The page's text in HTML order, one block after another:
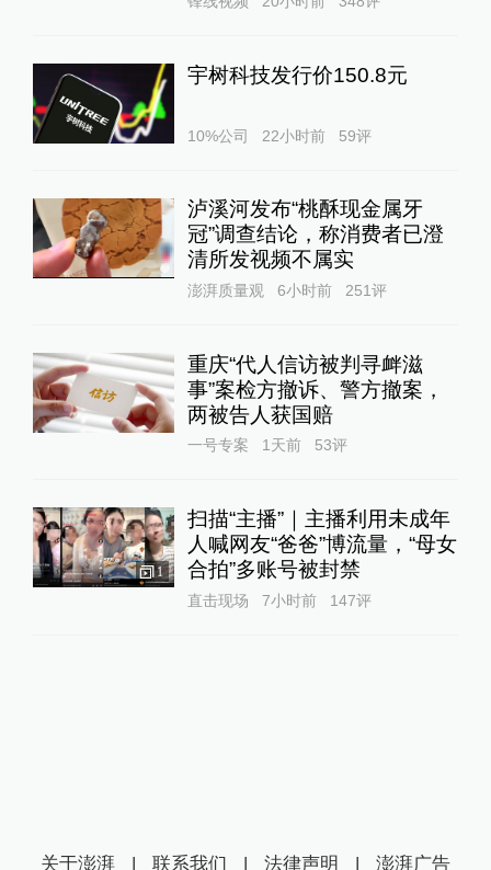
宇树科技发行价150.8元
10%公司 22小时前 59评
泸溪河发布“桃酥现金属牙
冠”调查结论，称消费者已澄
清所发视频不属实
澎湃质量观 6小时前 251评
重庆“代人信访被判寻衅滋
事”案检方撤诉、警方撤案，
两被告人获国赔
一号专案 1天前 53评
1
扫描“主播”｜主播利用未成年
人喊网友“爸爸”博流量，“母女
合拍”多账号被封禁
直击现场 7小时前 147评
关于澎湃 | 联系我们 | 法律声明 | 澎湃广告